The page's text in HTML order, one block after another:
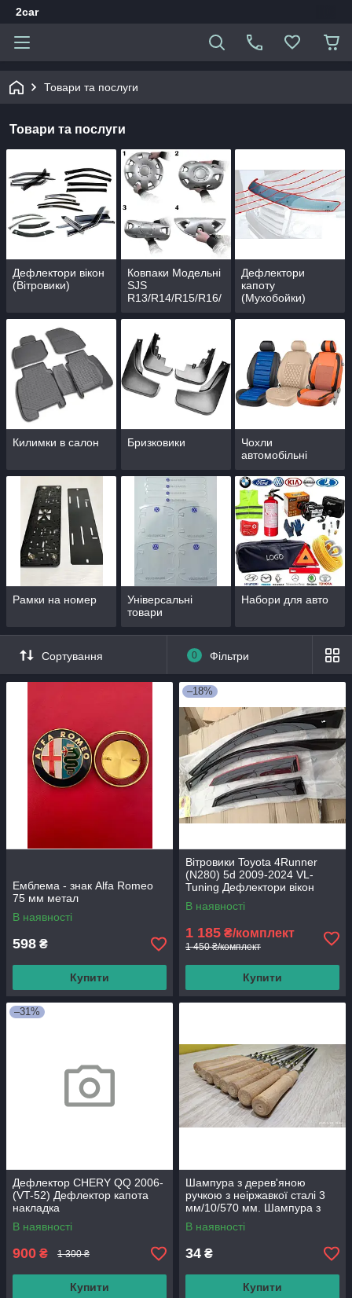
2car
Товари та послуги
Товари та послуги
Дефлектори вікон
(Вітровики)
Ковпаки Модельні
SJS
R13/R14/R15/R16/
Дефлектори
капоту
(Мухобойки)
Килимки в салон Бризковики
Чохли
автомобільні
Рамки на номер
Універсальні
товари
Набори для авто
Сортування 0 Фільтри
Емблема - знак Alfa Romeo
75 мм метал
В наявності
598 ₴
Купити
–18%
Вітровики Toyota 4Runner
(N280) 5d 2009-2024 VL-
Tuning Дефлектори вікон
В наявності
1 185 ₴/комплект
1 450 ₴/комплект
Купити
–31%
Дефлектор CHERY QQ 2006-
(VT-52) Дефлектор капота
накладка
В наявності
900 ₴ 1 300 ₴
Купити
Шампура з дерев'яною
ручкою з неіржавкої сталі 3
мм/10/570 мм. Шампура з
неіржавкої сталі.
В наявності
34 ₴
Купити